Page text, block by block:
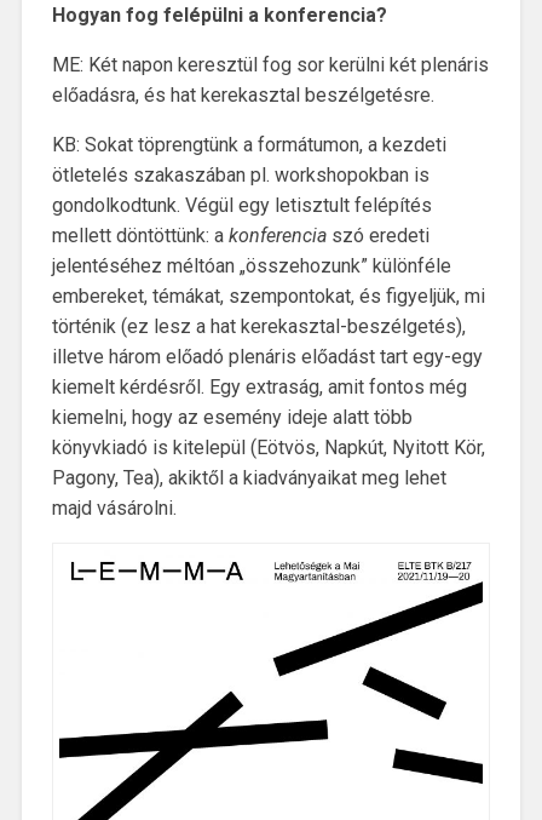
Hogyan fog felépülni a konferencia?
ME: Két napon keresztül fog sor kerülni két plenáris
előadásra, és hat kerekasztal beszélgetésre.
KB: Sokat töprengtünk a formátumon, a kezdeti
ötletelés szakaszában pl. workshopokban is
gondolkodtunk. Végül egy letisztult felépítés
mellett döntöttünk: a konferencia szó eredeti
jelentéséhez méltóan „összehozunk” különféle
embereket, témákat, szempontokat, és figyeljük, mi
történik (ez lesz a hat kerekasztal-beszélgetés),
illetve három előadó plenáris előadást tart egy-egy
kiemelt kérdésről. Egy extraság, amit fontos még
kiemelni, hogy az esemény ideje alatt több
könyvkiadó is kitelepül (Eötvös, Napkút, Nyitott Kör,
Pagony, Tea), akiktől a kiadványaikat meg lehet
majd vásárolni.